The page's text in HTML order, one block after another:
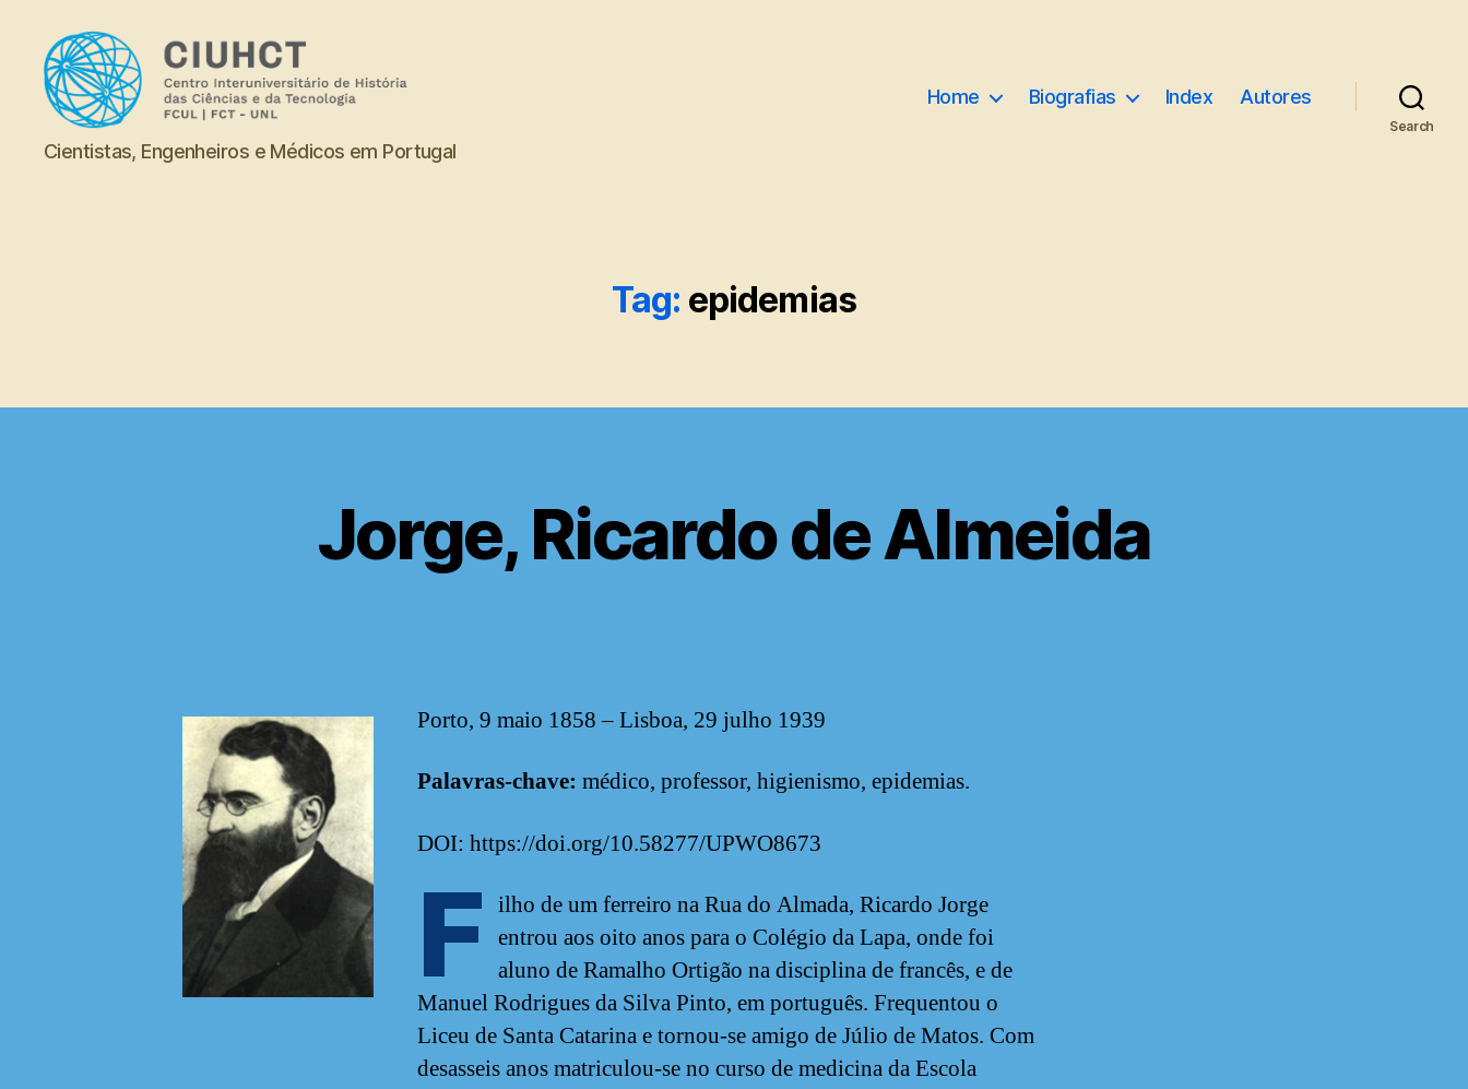
Dicionário
Cientistas, Engenheiros e Médicos em Portugal
Home Biografias Index Autores
Search
Tag: epidemias
Jorge, Ricardo de Almeida
Porto, 9 maio 1858 – Lisboa, 29 julho 1939
Palavras-chave: médico, professor, higienismo, epidemias.
DOI: https://doi.org/10.58277/UPWO8673
F ilho de um ferreiro na Rua do Almada, Ricardo Jorge
entrou aos oito anos para o Colégio da Lapa, onde foi
aluno de Ramalho Ortigão na disciplina de francês, e de
Manuel Rodrigues da Silva Pinto, em português. Frequentou o
Liceu de Santa Catarina e tornou-se amigo de Júlio de Matos. Com
desasseis anos matriculou-se no curso de medicina da Escola